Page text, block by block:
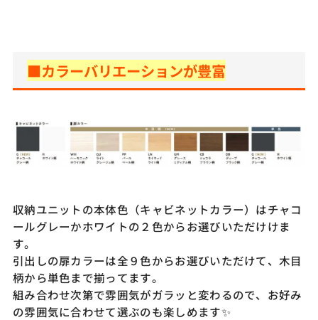
■カラーバリエーションが豊富
収納ユニットの本体色（キャビネットカラー）はチャコ
ールグレーかホワイトの２色からお選びいただけけま
す。
引出しの扉カラーは全９色からお選びいただけて、木目
柄から単色まで揃ってます。
組み合わせ次第で雰囲気がガラッと変わるので、お好み
の雰囲気に合わせて選ぶのも楽しめます✨